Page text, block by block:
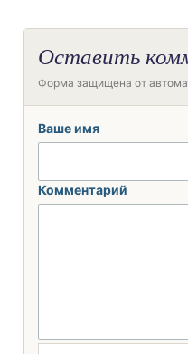
Оставить
Форма защищена от
Ваше имя
Комментарий